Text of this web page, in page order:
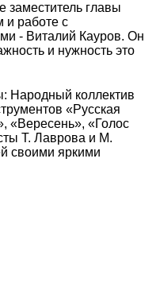
заместитель главы
и работе с
- Виталий Кауров. Он
и нужность это
Народный коллектив
«Русская
«Вересень», «Голос
Т. Лаврова и М.
своими яркими